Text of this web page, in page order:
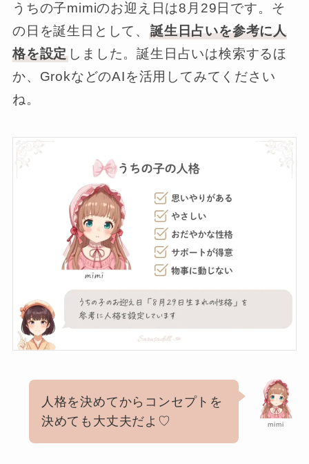
うちの子mimiのお迎え日は8月29日です。そ
の日を誕生日として、 誕生日占いを参考に人
格を設定 しました。誕生日占いは検索するほ
か、GrokなどのAIを活用してみてください
ね。
mimi
人格を決めてからコンセプトを
決めても大丈夫だよ♡